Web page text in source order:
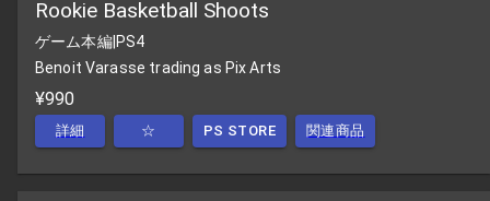
Rookie Basketball Shoots
ゲーム本編|PS4
Benoit Varasse trading as Pix Arts
¥990
詳細 ☆ PS STORE 関連商品